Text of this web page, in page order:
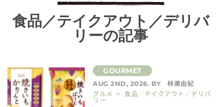
食品／テイクアウト／デリバ
リーの記事
AUG 2ND, 2026. BY
林美由紀
グルメ > 食品／テイクアウト／デリバ
リー